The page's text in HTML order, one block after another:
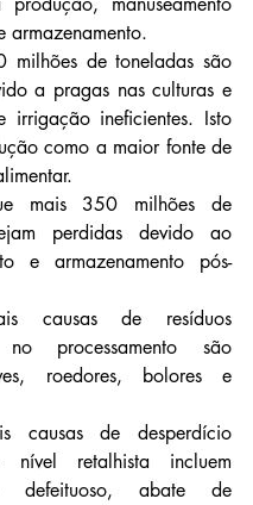
armazenamento.
milhões de toneladas são
a pragas nas culturas e
irrigação ineficientes. Isto
como a maior fonte de
mais 350 milhões de
perdidas devido ao
e armazenamento pós-
causas de resíduos
no processamento são
roedores, bolores e
causas de desperdício
nível retalhista incluem
defeituoso, abate de